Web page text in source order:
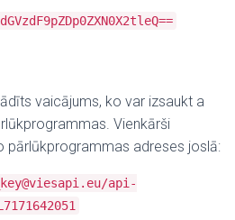
vaicājums, ko var izsaukt a
Vienkārši
pārlūkprogrammas adreses joslā:
api-